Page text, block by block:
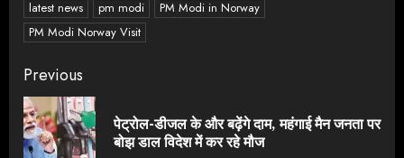
latest news
pm modi
PM Modi in Norway
PM Modi Norway Visit
Continue
Reading
Previous
पेट्रोल-डीजल के और बढ़ेंगे दाम, महंगाई मैन जनता पर
बोझ डाल विदेश में कर रहे मौज